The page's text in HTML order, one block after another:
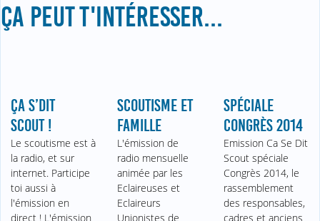
ÇA PEUT T'INTÉRESSER...
ÇA S’DIT
SCOUT !
Le scoutisme est à
la radio, et sur
internet. Participe
toi aussi à
l'émission en
direct ! L'émission
SCOUTISME ET
FAMILLE
L'émission de
radio mensuelle
animée par les
Eclaireuses et
Eclaireurs
Unionistes de
SPÉCIALE
CONGRÈS 2014
Emission Ca Se Dit
Scout spéciale
Congrès 2014, le
rassemblement
des responsables,
cadres et anciens